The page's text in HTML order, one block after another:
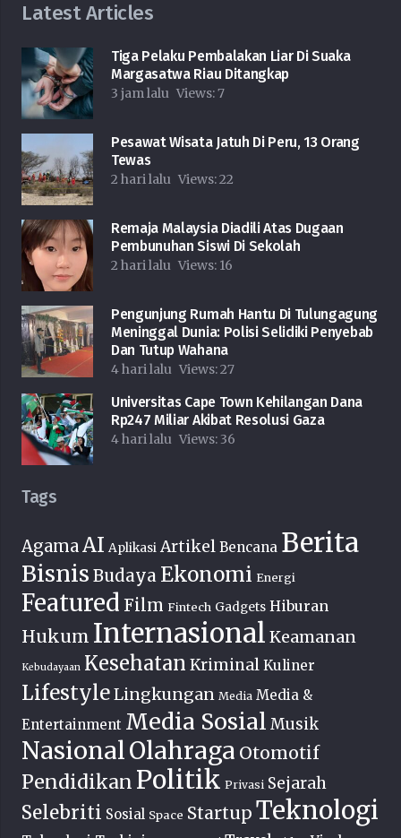
Latest Articles
Tiga Pelaku Pembalakan Liar Di Suaka
Margasatwa Riau Ditangkap
3 jam lalu Views:7
Pesawat Wisata Jatuh Di Peru, 13 Orang
Tewas
2 hari lalu Views:22
Remaja Malaysia Diadili Atas Dugaan
Pembunuhan Siswi Di Sekolah
2 hari lalu Views: 16
Pengunjung Rumah Hantu Di Tulungagung
Meninggal Dunia: Polisi Selidiki Penyebab
Dan Tutup Wahana
4 hari lalu Views:27
Universitas Cape Town Kehilangan Dana
Rp247 Miliar Akibat Resolusi Gaza
4 hari lalu Views: 36
Tags
AgamaAI Aplikasi Artikel Bencana Berita
Bisnis Budaya Ekonomi Energi
Featured Film Fintech Gadgets Hiburan
Hukum Internasional Keamanan
Kebudayaan Kesehatan Kriminal Kuliner
LifestyleLingkungan Media Media &
Entertainment Media Sosial Musik
NasionalOlahraga Otomotif
Pendidikan Politik Privasi Sejarah
Selebriti Sosial Space Startup Teknologi